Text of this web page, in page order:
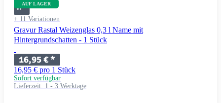
AUF LAGER
+ 11 Variationen
Gravur Rastal Weizenglas 0,3 l Name mit
Hintergrundschatten - 1 Stück
16,95 €*
16,95 € pro 1 Stück
Sofort verfügbar
Lieferzeit: 1 - 3 Werktage